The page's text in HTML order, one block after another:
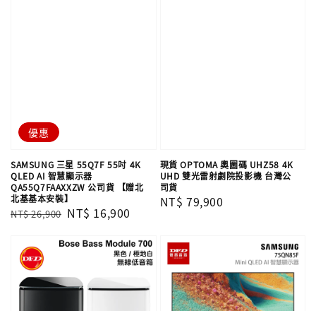
優惠
SAMSUNG 三星 55Q7F 55吋 4K
QLED AI 智慧顯示器
QA55Q7FAAXXZW 公司貨 【贈北
北基基本安裝】
Regular
NT$ 26,900 Sale
NT$ 16,900
現貨 OPTOMA 奧圖碼 UHZ58 4K
UHD 雙光雷射劇院投影機 台灣公
司貨
Regular
NT$ 79,900